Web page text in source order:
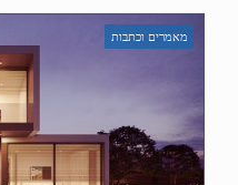
מאמרים וכתבות